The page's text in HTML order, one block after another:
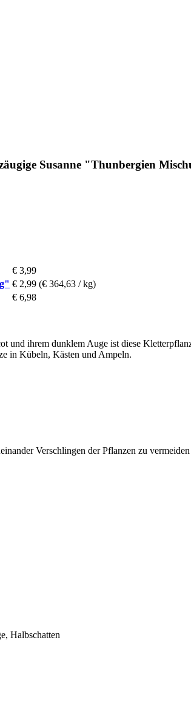
Susanne "Thunbergien
€ 3,99
€ 2,99 (€ 364,63 / kg)
€ 6,98
ihrem dunklem Auge ist diese
in Kübeln, Kästen und Ampeln.
Verschlingen der Pflanzen zu vermeiden
Halbschatten